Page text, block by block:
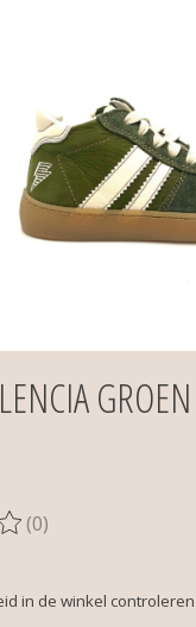
van dit product is
(0)
in de winkel controleren